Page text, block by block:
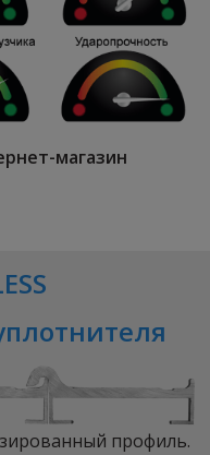
магазин
профиль.